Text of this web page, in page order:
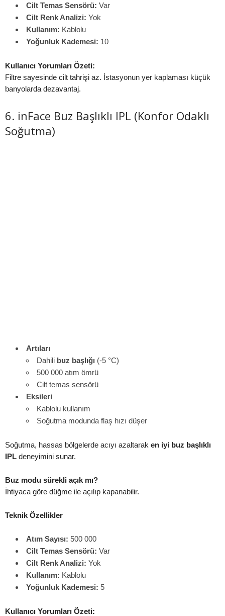
Cilt Temas Sensörü: Var
Cilt Renk Analizi: Yok
Kullanım: Kablolu
Yoğunluk Kademesi: 10
Kullanıcı Yorumları Özeti:
Filtre sayesinde cilt tahrişi az. İstasyonun yer kaplaması küçük
banyolarda dezavantaj.
6. inFace Buz Başlıklı IPL (Konfor Odaklı
Soğutma)
Artıları
Dahili buz başlığı (-5 °C)
500 000 atım ömrü
Cilt temas sensörü
Eksileri
Kablolu kullanım
Soğutma modunda flaş hızı düşer
Soğutma, hassas bölgelerde acıyı azaltarak en iyi buz başlıklı
IPL deneyimini sunar.
Buz modu sürekli açık mı?
İhtiyaca göre düğme ile açılıp kapanabilir.
Teknik Özellikler
Atım Sayısı: 500 000
Cilt Temas Sensörü: Var
Cilt Renk Analizi: Yok
Kullanım: Kablolu
Yoğunluk Kademesi: 5
Kullanıcı Yorumları Özeti: